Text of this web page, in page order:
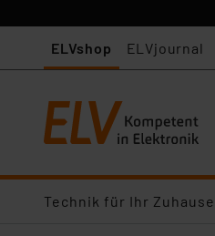
ELVshop ELVjournal
Technik für Ihr Zuhause